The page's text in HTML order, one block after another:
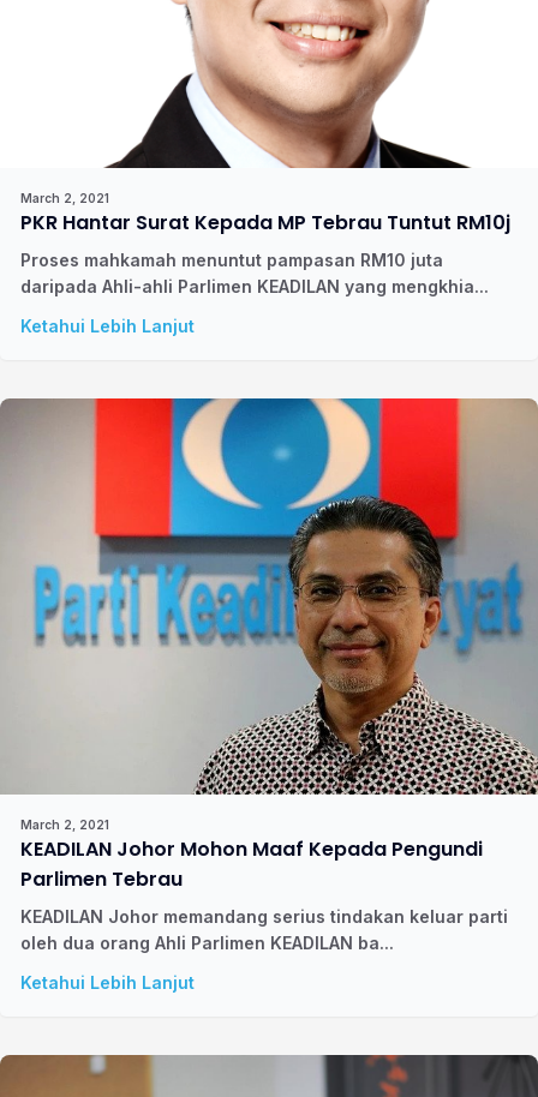
March 2, 2021
PKR Hantar Surat Kepada MP Tebrau Tuntut RM10j
Proses mahkamah menuntut pampasan RM10 juta
daripada Ahli-ahli Parlimen KEADILAN yang mengkhia...
Ketahui Lebih Lanjut
March 2, 2021
KEADILAN Johor Mohon Maaf Kepada Pengundi
Parlimen Tebrau
KEADILAN Johor memandang serius tindakan keluar parti
oleh dua orang Ahli Parlimen KEADILAN ba...
Ketahui Lebih Lanjut